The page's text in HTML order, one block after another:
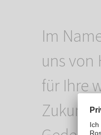
Im
uns von
für Ihre
Zukunft